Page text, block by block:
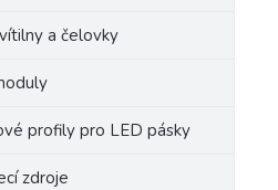
a čelovky
profily pro LED pásky
zdroje